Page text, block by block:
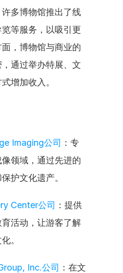
多博物馆推出了线
览等服务，以吸引更
，博物馆与商业的
通过举办特展、文
增加收入。
Imaging公司 ：专
领域，通过先进的
护文化遗产。
Center公司 ：提供
活动，让游客了解
。
Inc.公司 ：在文